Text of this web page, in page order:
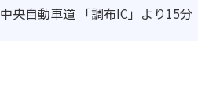
中央自動車道 「調布IC」より15分